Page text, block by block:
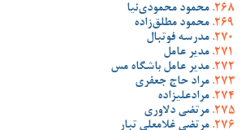
محمود محمودی‌نیا
محمود مطلق‌زاده
مدرسه فوتبال
مدیر عامل
مدیر عامل باشگاه مس
مراد حاج جعفری
مرادعلیزاده
مرتضی دلاوری
مرتضی غلامعلی تبار